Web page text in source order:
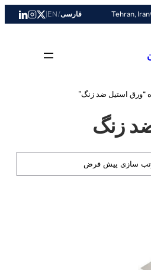
Tehran, Iran فارسی/
EN
|
استیل ضد زنگ”
زنگ